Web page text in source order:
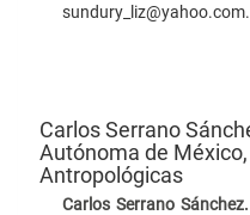
Carlos Serrano
Autónoma de
Antropológicas
Carlos Serrano Sánchez.